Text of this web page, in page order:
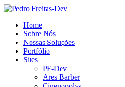
Home
Sobre Nós
Nossas Soluções
Portfólio
Sites
PF-Dev
Ares Barber